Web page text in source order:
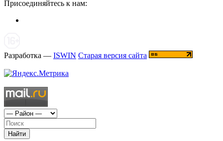
Присоединяйтесь к нам:
Разработка — ISWIN Старая версия сайта
Найти